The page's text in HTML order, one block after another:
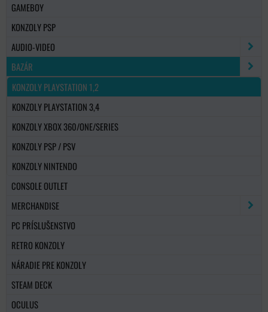
GAMEBOY
KONZOLY PSP
AUDIO-VIDEO
BAZÁR
KONZOLY PLAYSTATION 1,2
KONZOLY PLAYSTATION 3,4
KONZOLY XBOX 360/ONE/SERIES
KONZOLY PSP / PSV
KONZOLY NINTENDO
CONSOLE OUTLET
MERCHANDISE
PC PRÍSLUŠENSTVO
RETRO KONZOLY
NÁRADIE PRE KONZOLY
STEAM DECK
OCULUS